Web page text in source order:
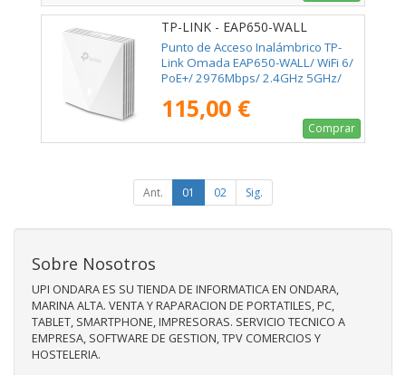
TP-LINK - EAP650-WALL
Punto de Acceso Inalámbrico TP-
Link Omada EAP650-WALL/ WiFi 6/
PoE+/ 2976Mbps/ 2.4GHz 5GHz/
ax/ac/a/n/b/g
115,00 €
Comprar
Ant. 01 02 Sig.
Sobre Nosotros
UPI ONDARA ES SU TIENDA DE INFORMATICA EN ONDARA,
MARINA ALTA. VENTA Y RAPARACION DE PORTATILES, PC,
TABLET, SMARTPHONE, IMPRESORAS. SERVICIO TECNICO A
EMPRESA, SOFTWARE DE GESTION, TPV COMERCIOS Y
HOSTELERIA.